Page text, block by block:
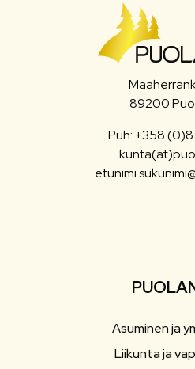
89200
Puh: +358 (0)8
Asuminen ja
Liikunta ja